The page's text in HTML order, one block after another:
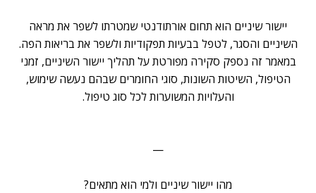
יישור שיניים הוא תחום אורתודנטי שמטרתו לשפר את מראה
השיניים והסגר, לטפל בבעיות תפקודיות ולשפר את בריאות הפה.
במאמר זה נספק סקירה מפורטת על תהליך יישור השיניים, זמני
הטיפול, השיטות השונות, סוגי החומרים שבהם נעשה שימוש,
והעלויות המשוערות לכל סוג טיפול.
—
מהו יישור שיניים ולמי הוא מתאים?